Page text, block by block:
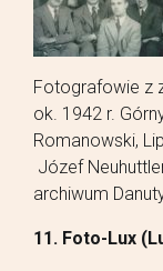
Fotografowie z
ok. 1942 r.
Romanowski,
Józef
archiwum
11. Foto-Lux